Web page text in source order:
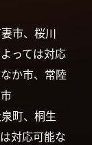
市、桜川
っては対応
か市、常陸
町、桐生
対応可能な